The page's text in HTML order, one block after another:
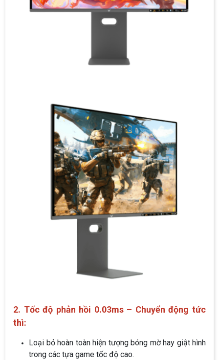
2. Tốc độ phản hồi 0.03ms – Chuyển động tức
thì:
Loại bỏ hoàn toàn hiện tượng bóng mờ hay giật hình
trong các tựa game tốc độ cao.